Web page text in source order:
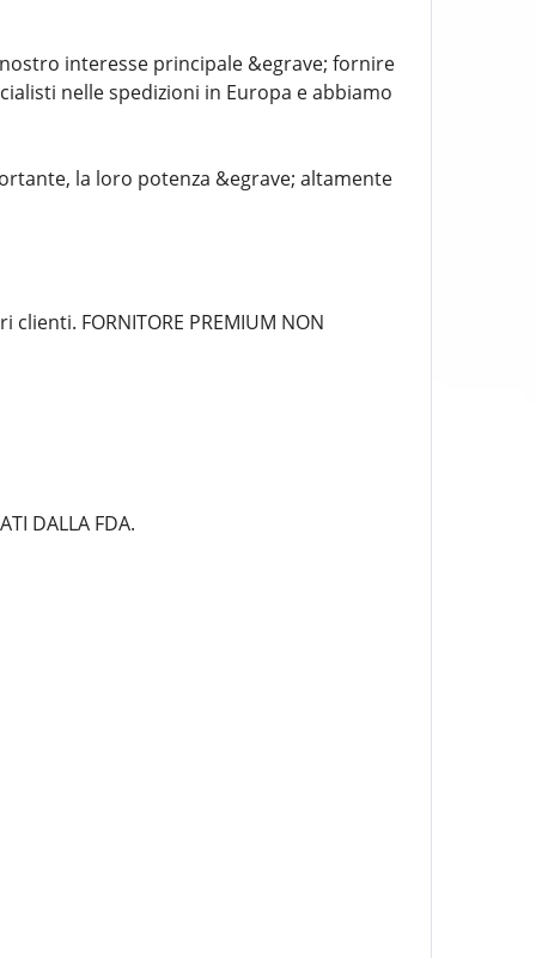
interesse principale &egrave; fornire
nelle spedizioni in Europa e abbiamo
la loro potenza &egrave; altamente
FORNITORE PREMIUM NON
DALLA FDA.